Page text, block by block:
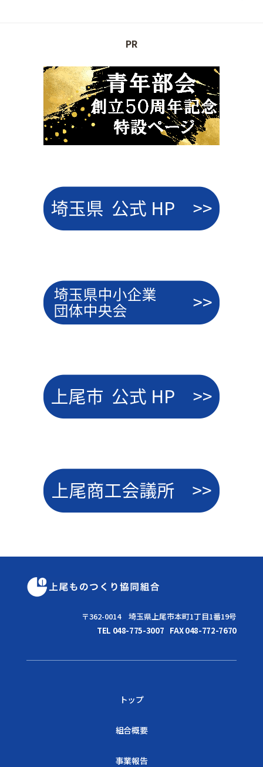
PR
〒362-0014 埼玉県上尾市本町1丁目1番19号
TEL 048-775-3007 FAX 048-772-7670
トップ
組合概要
事業報告